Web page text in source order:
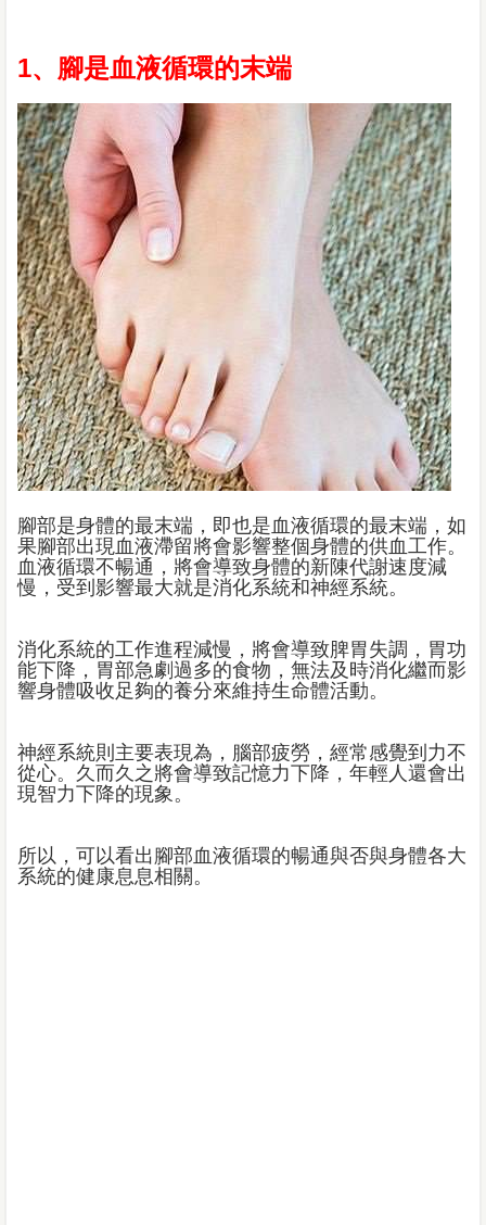
1、腳是血液循環的末端
腳部是身體的最末端，即也是血液循環的最末端，如
果腳部出現血液滯留將會影響整個身體的供血工作。
血液循環不暢通，將會導致身體的新陳代謝速度減
慢，受到影響最大就是消化系統和神經系統。
消化系統的工作進程減慢，將會導致脾胃失調，胃功
能下降，胃部急劇過多的食物，無法及時消化繼而影
響身體吸收足夠的養分來維持生命體活動。
神經系統則主要表現為，腦部疲勞，經常感覺到力不
從心。久而久之將會導致記憶力下降，年輕人還會出
現智力下降的現象。
所以，可以看出腳部血液循環的暢通與否與身體各大
系統的健康息息相關。